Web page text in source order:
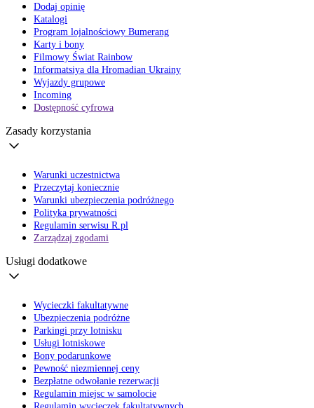
Dodaj opinię
Katalogi
Program lojalnościowy Bumerang
Karty i bony
Filmowy Świat Rainbow
Informatsiya dla Hromadian Ukrainy
Wyjazdy grupowe
Incoming
Dostępność cyfrowa
Zasady korzystania
Warunki uczestnictwa
Przeczytaj koniecznie
Warunki ubezpieczenia podróżnego
Polityka prywatności
Regulamin serwisu R.pl
Zarządzaj zgodami
Usługi dodatkowe
Wycieczki fakultatywne
Ubezpieczenia podróżne
Parkingi przy lotnisku
Usługi lotniskowe
Bony podarunkowe
Pewność niezmiennej ceny
Bezpłatne odwołanie rezerwacji
Regulamin miejsc w samolocie